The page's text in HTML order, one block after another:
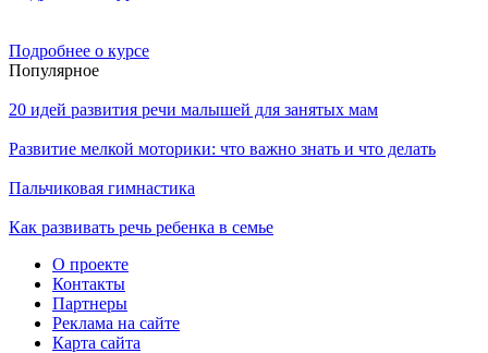
Подробнее о курсе
Популярное
20 идей развития речи малышей для занятых мам
Развитие мелкой моторики: что важно знать и что делать
Пальчиковая гимнастика
Как развивать речь ребенка в семье
О проекте
Контакты
Партнеры
Реклама на сайте
Карта сайта